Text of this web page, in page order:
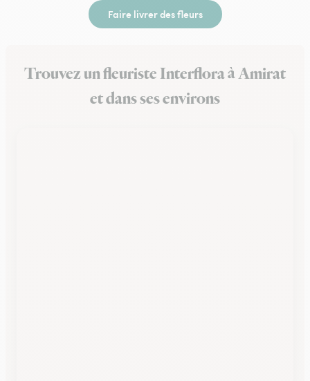
Faire livrer des fleurs
Trouvez un fleuriste Interflora à Amirat
et dans ses environs